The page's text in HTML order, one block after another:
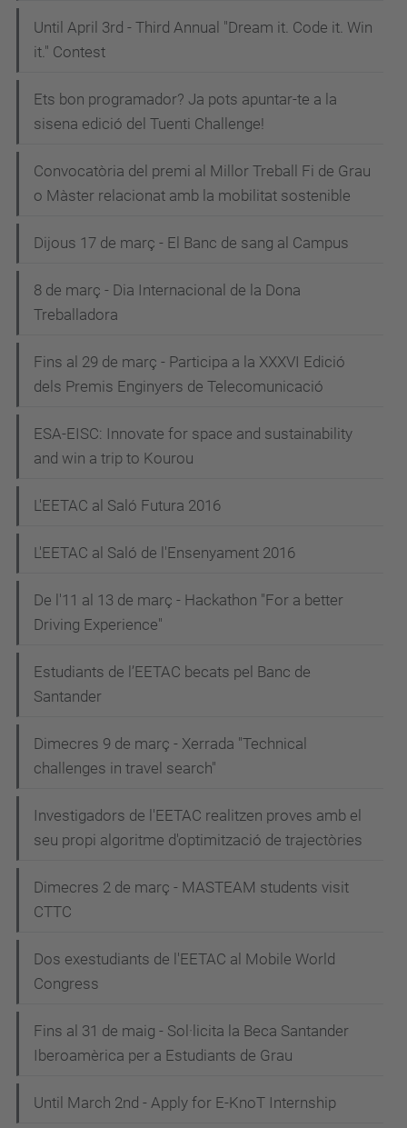
Until April 3rd - Third Annual "Dream it. Code it. Win
it." Contest
Ets bon programador? Ja pots apuntar-te a la
sisena edició del Tuenti Challenge!
Convocatòria del premi al Millor Treball Fi de Grau
o Màster relacionat amb la mobilitat sostenible
Dijous 17 de març - El Banc de sang al Campus
8 de març - Dia Internacional de la Dona
Treballadora
Fins al 29 de març - Participa a la XXXVI Edició
dels Premis Enginyers de Telecomunicació
ESA-EISC: Innovate for space and sustainability
and win a trip to Kourou
L'EETAC al Saló Futura 2016
L'EETAC al Saló de l'Ensenyament 2016
De l'11 al 13 de març - Hackathon "For a better
Driving Experience"
Estudiants de l’EETAC becats pel Banc de
Santander
Dimecres 9 de març - Xerrada "Technical
challenges in travel search"
Investigadors de l'EETAC realitzen proves amb el
seu propi algoritme d'optimització de trajectòries
Dimecres 2 de març - MASTEAM students visit
CTTC
Dos exestudiants de l'EETAC al Mobile World
Congress
Fins al 31 de maig - Sol·licita la Beca Santander
Iberoamèrica per a Estudiants de Grau
Until March 2nd - Apply for E-KnoT Internship